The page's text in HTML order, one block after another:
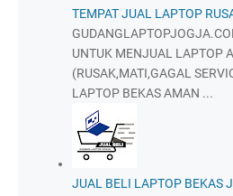
TEMPAT JUAL LAPTOP
UNTUK MENJUAL LAPTOP
(RUSAK,MATI,GAGAL
LAPTOP BEKAS AMAN ...
JUAL BELI LAPTOP BEKAS